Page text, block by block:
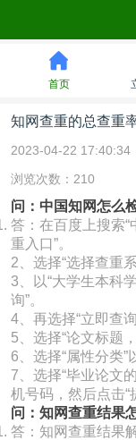
首页
知网查重的总查重
2023-04-22 17:40:34
浏览次数：210
问：中国知网怎么
答：在百度上搜索
重入口”。
2、选择“选择查重系
3、以“大学生本科
询”。
4、再选择“立即查询
5、选择“论文标题
6、选择“属性分类”
7、选择“毕业论文
机号码，然后点击“
问：知网查重结果
答：知网查重结果